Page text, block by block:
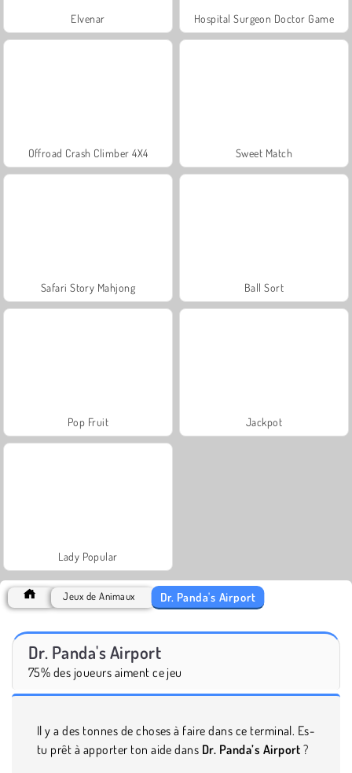
Elvenar Hospital Surgeon Doctor Game
Offroad Crash Climber 4X4 Sweet Match
Safari Story Mahjong Ball Sort
Pop Fruit Jackpot
Lady Popular
Jeux de Animaux Dr. Panda's Airport
Dr. Panda's Airport
75% des joueurs aiment ce jeu
Il y a des tonnes de choses à faire dans ce terminal. Es-
tu prêt à apporter ton aide dans Dr. Panda’s Airport ?